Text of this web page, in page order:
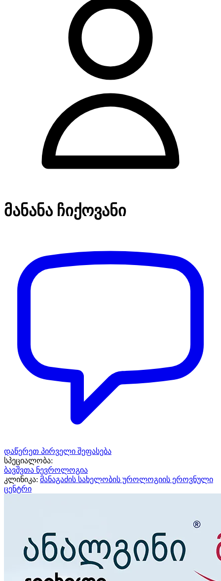
მანანა ჩიქოვანი
დაწერეთ პირველი შეფასება
სპეციალობა:
ბავშვთა ნევროლოგია
კლინიკა: მანაგაძის სახელობის უროლოგიის ეროვნული
ცენტრი